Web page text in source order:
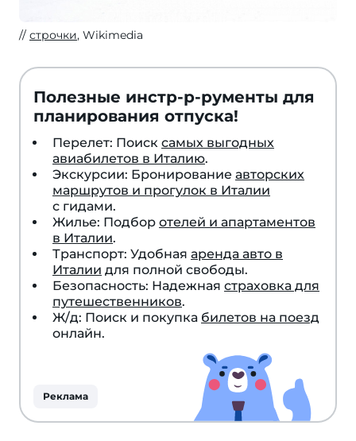
строчки, Wikimedia
Полезные инстр-р-рументы для
планирования отпуска!
Перелет: Поиск самых выгодных
авиабилетов в Италию.
Экскурсии: Бронирование авторских
маршрутов и прогулок в Италии
с гидами.
Жилье: Подбор отелей и апартаментов
в Италии.
Транспорт: Удобная аренда авто в
Италии для полной свободы.
Безопасность: Надежная страховка для
путешественников.
Ж/д: Поиск и покупка билетов на поезд
онлайн.
Реклама